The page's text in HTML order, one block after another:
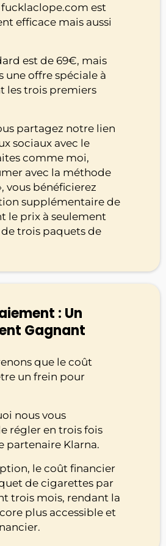
est
efficace mais aussi
est de 69€, mais
une offre spéciale à
les trois premiers
partagez notre lien
sociaux avec le
comme moi,
avec la méthode
vous bénéficierez
supplémentaire de
le prix à seulement
trois paquets de
: Un
Gagnant
que le coût
un frein pour
nous vous
régler en trois fois
partenaire Klarna.
le coût financier
de cigarettes par
trois mois, rendant la
plus accessible et